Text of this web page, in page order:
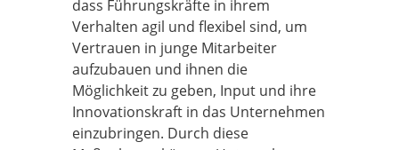
dass Führungskräfte in ihrem
Verhalten agil und flexibel sind, um
Vertrauen in junge Mitarbeiter
aufzubauen und ihnen die
Möglichkeit zu geben, Input und ihre
Innovationskraft in das Unternehmen
einzubringen. Durch diese